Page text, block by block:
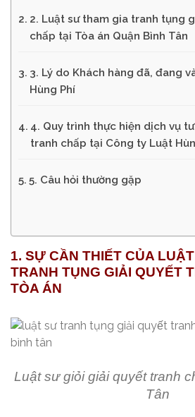
2. Luật sư tham gia tranh tụng
chấp tại Tòa án Quận Bình Tân
3. Lý do Khách hàng đã, đang
Hùng Phí
4. Quy trình thực hiện dịch vụ
tranh chấp tại Công ty Luật
5. Câu hỏi thường gặp
1. SỰ CẦN THIẾT CỦA
TRANH TỤNG GIẢI QUYẾT
TÒA ÁN
Luật sư giỏi giải quyết tranh
Tân